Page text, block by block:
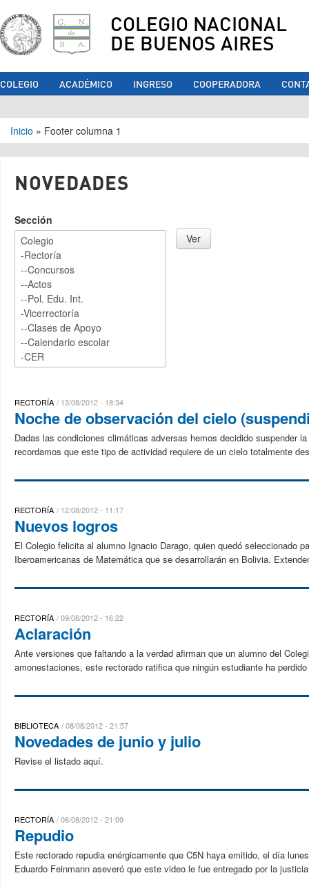
COLEGIO NACIONAL
DE BUENOS AIRES
COLEGIO ACADÉMICO INGRESO COOPERADORA
Se encuentra usted aquí
Inicio » Footer columna 1
NOVEDADES
Sección
RECTORÍA 13/08/2012 - 18:34
Noche de observación del cielo
Dadas las condiciones climáticas adversas hemos decidido suspender
recordamos que este tipo de actividad requiere de un cielo totalmente
RECTORÍA 12/08/2012 - 11:17
Nuevos logros
El Colegio felicita al alumno Ignacio Darago, quien quedó seleccionado
Iberoamericanas de Matemática que se desarrollarán en Bolivia.
RECTORÍA 09/08/2012 - 16:22
Aclaración
Ante versiones que faltando a la verdad afirman que un alumno del
amonestaciones, este rectorado ratifica que ningún estudiante ha
BIBLIOTECA 08/08/2012 - 21:57
Novedades de junio y julio
Revise el listado aquí.
RECTORÍA 06/08/2012 - 21:09
Repudio
Este rectorado repudia enérgicamente que C5N haya emitido, el día
Eduardo Feinmann aseveró que este video le fue entregado por la